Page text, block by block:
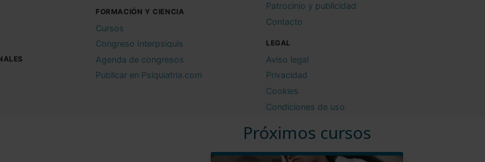
Próximos cursos
FORMACIÓN Y CIENCIA
Cursos
Congreso Interpsiquis
Agenda de congresos
Publicar en Psiquiatria.com
Patrocinio y publicidad
Contacto
LEGAL
Aviso legal
Privacidad
Cookies
Condiciones de uso